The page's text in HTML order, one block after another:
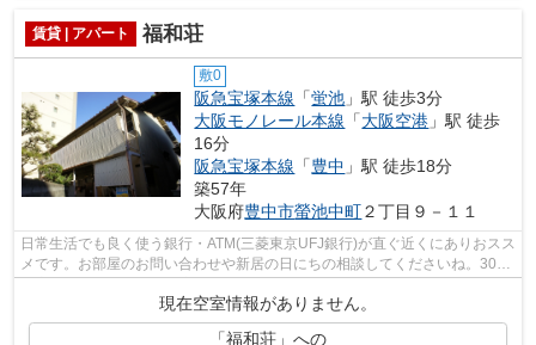
賃貸 | アパート 福和荘
敷0
阪急宝塚本線 「蛍池 」駅 徒歩3分
大阪モノレール本線 「大阪空港 」駅 徒歩
16分
阪急宝塚本線 「豊中 」駅 徒歩18分
築57年
大阪府豊中市螢池中町２丁目９－１１
日常生活でも良く使う銀行・ATM(三菱東京UFJ銀行)が直ぐ近くにありおスス
メです。お部屋のお問い合わせや新居の日にちの相談してくださいね。30㎡
の広さがあり、とても快適。木造建築...
現在空室情報がありません。
「福和荘」への